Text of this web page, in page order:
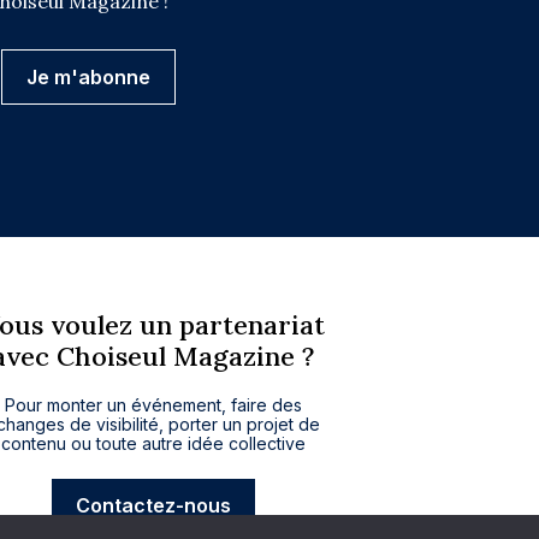
voulez un partenariat
Choiseul Magazine ?
Pour monter un événement, faire des
de visibilité, porter un projet de
contenu ou toute autre idée collective
Contactez-nous